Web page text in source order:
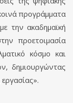
προγράμματα
την ακαδημαϊκή
προετοιμασία
κόσμο και
δημιουργώντας